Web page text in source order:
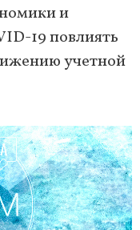
и
19 повлиять
учетной